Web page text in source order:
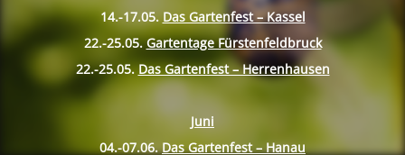
14.-17.05. Das Gartenfest – Kassel
22.-25.05. Gartentage Fürstenfeldbruck
22.-25.05. Das Gartenfest – Herrenhausen
Juni
04.-07.06. Das Gartenfest – Hanau